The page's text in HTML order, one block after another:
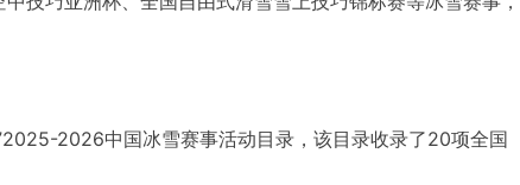
2026中国冰雪赛事活动目录，该目录收录了20项全国